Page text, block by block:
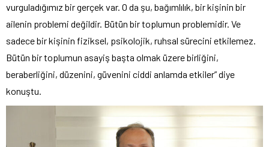
vurguladığımız bir gerçek var. O da şu, bağımlılık, bir kişinin bir
ailenin problemi değildir. Bütün bir toplumun problemidir. Ve
sadece bir kişinin fiziksel, psikolojik, ruhsal sürecini etkilemez.
Bütün bir toplumun asayiş başta olmak üzere birliğini,
beraberliğini, düzenini, güvenini ciddi anlamda etkiler” diye
konuştu.